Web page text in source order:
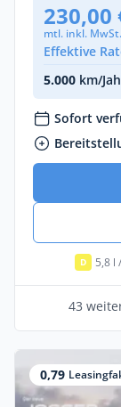
230,00
mtl. inkl. MwSt.
Effektive
5.000 km/
Sofort
D 5,8 l
43
0,79